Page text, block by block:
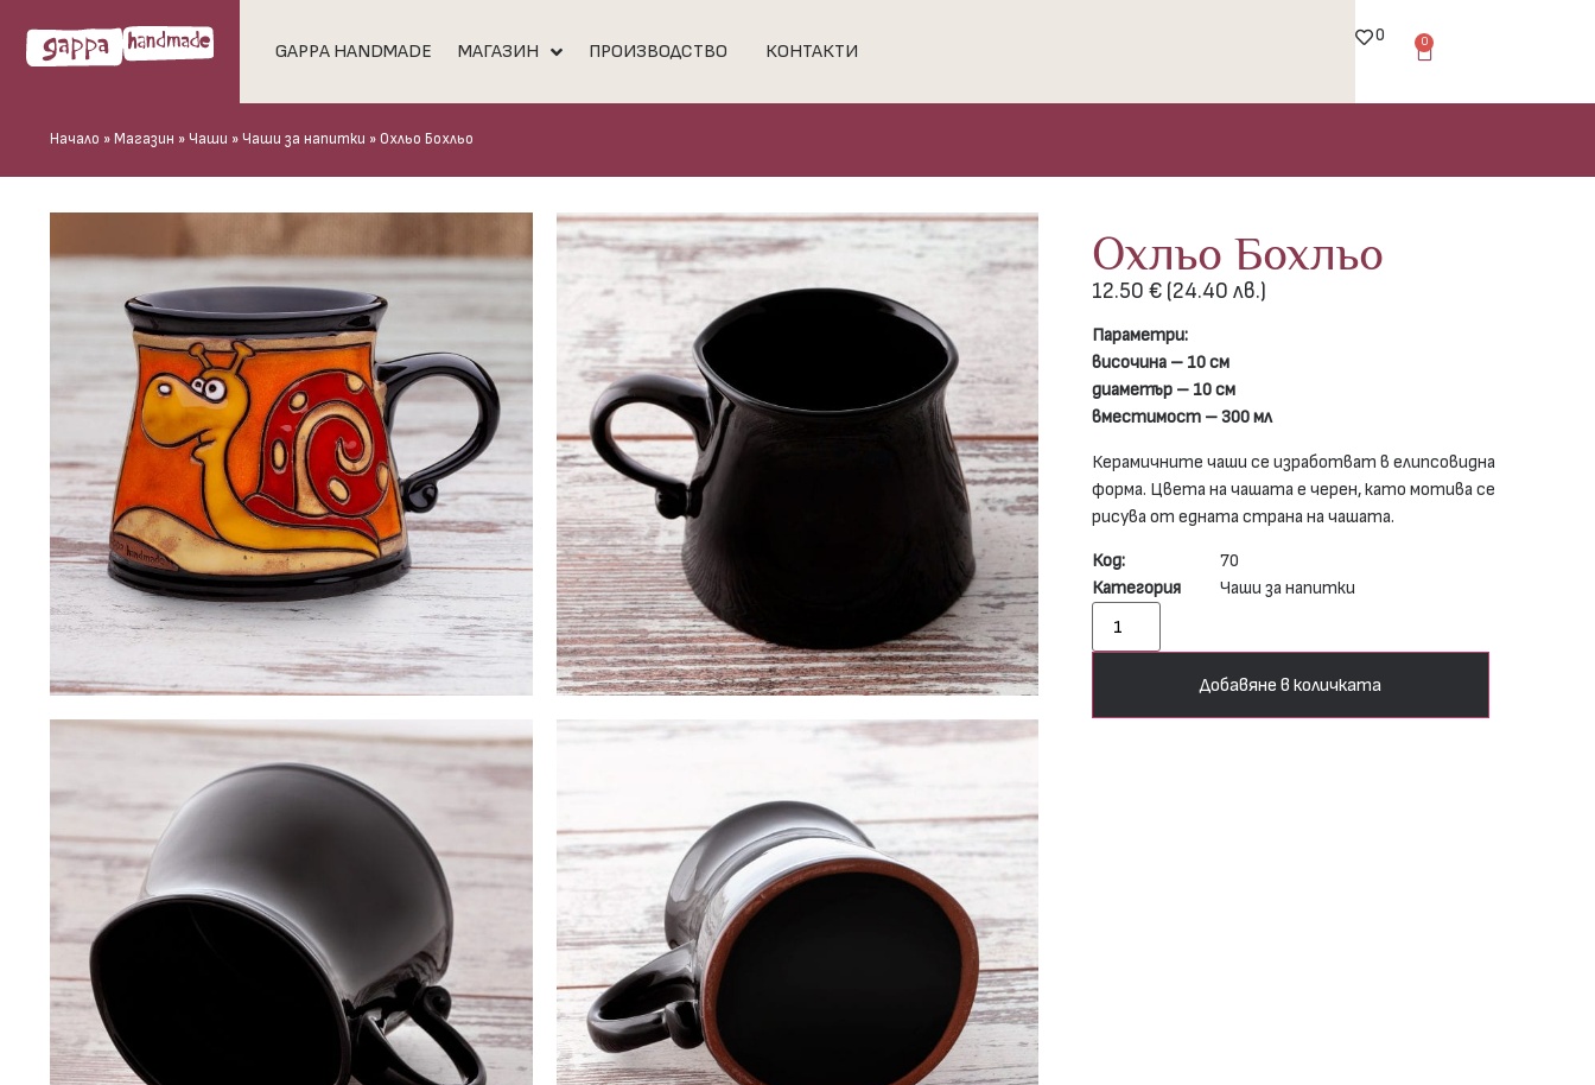
GAPPA HANDMADE МАГАЗИН ПРОИЗВОДСТВО КОНТАКТИ
0 0
Начало » Магазин » Чаши » Чаши за напитки » Охльо Бохльо
Охльо Бохльо
12.50€ (24.40 лв.)
Параметри:
височина – 10 см
диаметър – 10 см
вместимост – 300 мл
Керамичните чаши се изработват в елипсовидна
форма. Цвета на чашата е черен, като мотива се
рисува от едната страна на чашата.
Код:
70
Категория
Чаши за напитки
Добавяне в количката